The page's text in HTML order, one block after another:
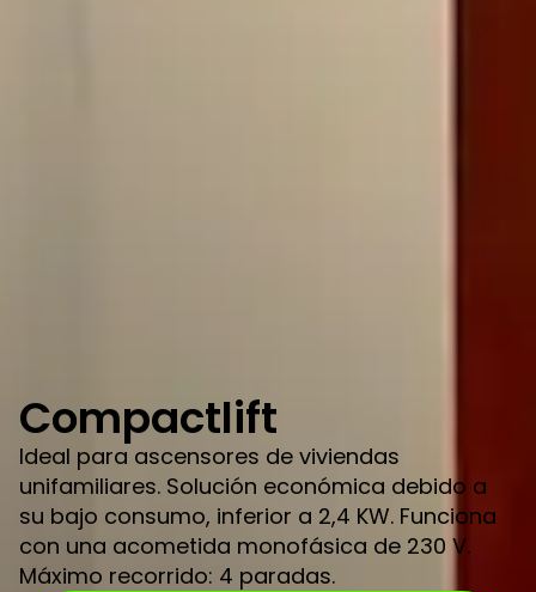
Compactlift
Ideal para ascensores de viviendas
unifamiliares. Solución económica debido a
su bajo consumo, inferior a 2,4 KW. Funciona
con una acometida monofásica de 230 V.
Máximo recorrido: 4 paradas.